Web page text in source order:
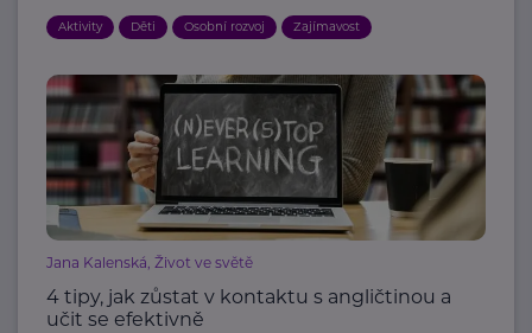
Aktivity Děti Osobní rozvoj Zajímavost
Jana Kalenská, Život ve světě
4 tipy, jak zůstat v kontaktu s angličtinou a
učit se efektivně